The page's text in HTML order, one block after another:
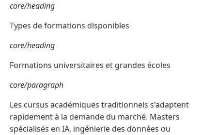
core/heading
Types de formations disponibles
core/heading
Formations universitaires et grandes écoles
core/paragraph
Les cursus académiques traditionnels s'adaptent
rapidement à la demande du marché. Masters
spécialisés en IA, ingénierie des données ou